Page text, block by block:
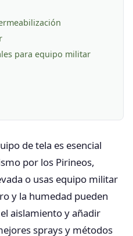
para equipo militar
de tela es esencial
por los Pirineos,
o usas equipo militar
y la humedad pueden
aislamiento y añadir
sprays y métodos